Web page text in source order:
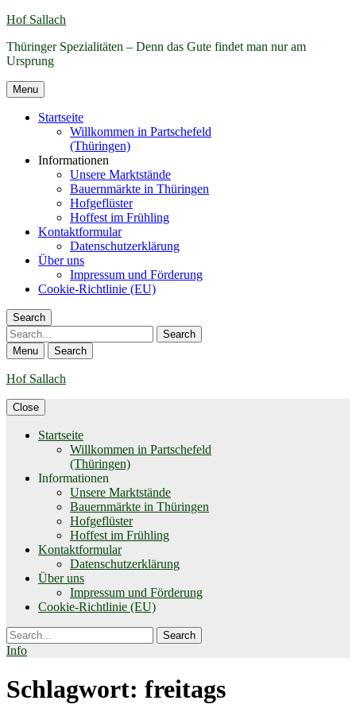
Hof Sallach
Thüringer Spezialitäten – Denn das Gute findet man nur am
Ursprung
Menu
Startseite
Willkommen in Partschefeld
(Thüringen)
Informationen
Unsere Marktstände
Bauernmärkte in Thüringen
Hofgeflüster
Hoffest im Frühling
Kontaktformular
Datenschutzerklärung
Über uns
Impressum und Förderung
Cookie-Richtlinie (EU)
Search
Search
Menu Search
Hof Sallach
Close
Startseite
Willkommen in Partschefeld
(Thüringen)
Informationen
Unsere Marktstände
Bauernmärkte in Thüringen
Hofgeflüster
Hoffest im Frühling
Kontaktformular
Datenschutzerklärung
Über uns
Impressum und Förderung
Cookie-Richtlinie (EU)
Search
Info
Schlagwort: freitags